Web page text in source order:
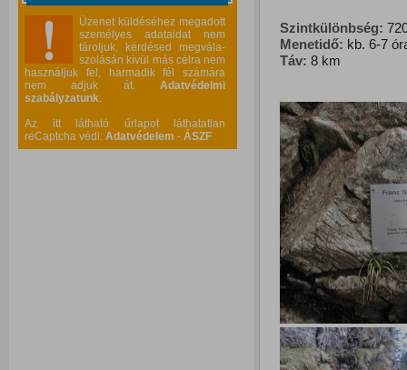
Üzenet küldéséhez megadott
személyes adataidat nem
tároljuk, kérdésed megvála-
szolásán kívül más célra nem
használjuk fel, harmadik fél számára
nem adjuk át. Adatvédelmi
szabályzatunk.
Az itt látható űrlapot láthatatlan
reCaptcha védi: Adatvédelem - ÁSZF
Szintkülönbség:
Menetidő: kb. 6-7
Táv: 8 km